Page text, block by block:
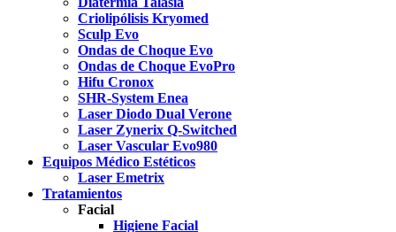
Criolipólisis Kryomed
Sculp Evo
Ondas de Choque Evo
Ondas de Choque EvoPro
Hifu Cronox
SHR-System Enea
Laser Diodo Dual Verone
Laser Zynerix Q-Switched
Laser Vascular Evo980
Equipos Médico Estéticos
Laser Emetrix
Tratamientos
Facial
Higiene Facial